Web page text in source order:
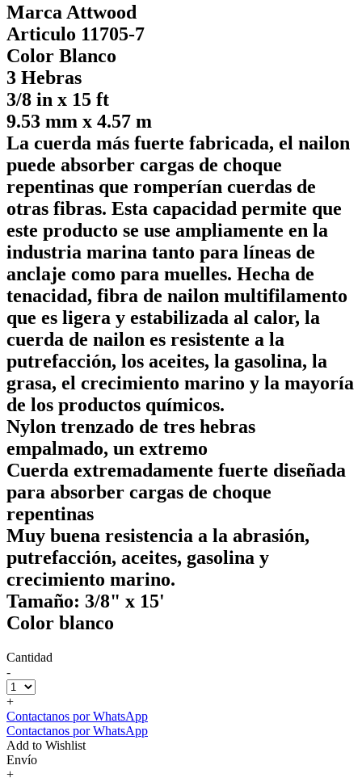
Marca Attwood
Articulo 11705-7
Color Blanco
3 Hebras
3/8 in x 15 ft
9.53 mm x 4.57 m
La cuerda más fuerte fabricada, el nailon
puede absorber cargas de choque
repentinas que romperían cuerdas de
otras fibras. Esta capacidad permite que
este producto se use ampliamente en la
industria marina tanto para líneas de
anclaje como para muelles. Hecha de
tenacidad, fibra de nailon multifilamento
que es ligera y estabilizada al calor, la
cuerda de nailon es resistente a la
putrefacción, los aceites, la gasolina, la
grasa, el crecimiento marino y la mayoría
de los productos químicos.
Nylon trenzado de tres hebras
empalmado, un extremo
Cuerda extremadamente fuerte diseñada
para absorber cargas de choque
repentinas
Muy buena resistencia a la abrasión,
putrefacción, aceites, gasolina y
crecimiento marino.
Tamaño: 3/8" x 15'
Color blanco
Cantidad
-
+
Contactanos por WhatsApp
Contactanos por WhatsApp
Add to Wishlist
Envío
+